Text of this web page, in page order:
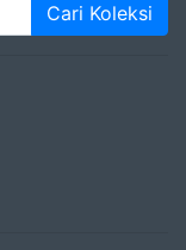
Cari Koleksi